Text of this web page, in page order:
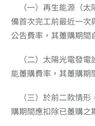
（一）再生能源（太
備首次完工前最近一
公告費率，其躉購期間
（二） 太陽光電發電
能躉購費率，其躉購期
（三）於前二款情形
購期間應扣除已躉購之